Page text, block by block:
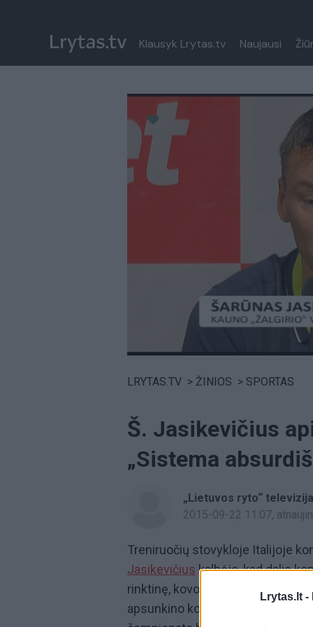
Lrytas.lt -
Klausyk Lrytas.tv Naujausi
Paremkite Ukrainą
LRYTAS.TV > ŽINIOS > SPORTAS
Š. Jasikevičius
„Sistema
„Lietuvos ryto“ televizija
2015-09-22 11:07,
Treniruočių stovykloje Italijoje
Jasikevičius kalbėjo, kad dalis
rinktinę, kovojusią Europos
apsunkino komandos